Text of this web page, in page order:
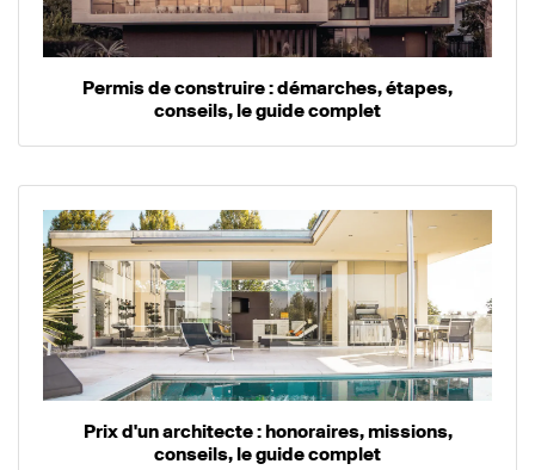
Permis de construire : démarches, étapes,
conseils, le guide complet
Prix d'un architecte : honoraires, missions,
conseils, le guide complet